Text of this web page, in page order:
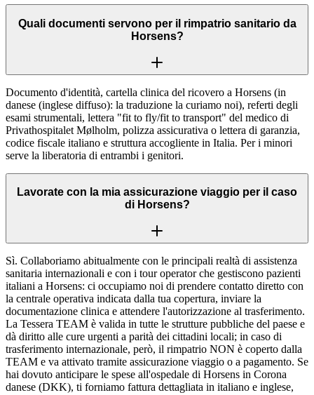
Quali documenti servono per il rimpatrio sanitario da
Horsens?
Documento d'identità, cartella clinica del ricovero a Horsens (in
danese (inglese diffuso): la traduzione la curiamo noi), referti degli
esami strumentali, lettera "fit to fly/fit to transport" del medico di
Privathospitalet Mølholm, polizza assicurativa o lettera di garanzia,
codice fiscale italiano e struttura accogliente in Italia. Per i minori
serve la liberatoria di entrambi i genitori.
Lavorate con la mia assicurazione viaggio per il caso
di Horsens?
Sì. Collaboriamo abitualmente con le principali realtà di assistenza
sanitaria internazionali e con i tour operator che gestiscono pazienti
italiani a Horsens: ci occupiamo noi di prendere contatto diretto con
la centrale operativa indicata dalla tua copertura, inviare la
documentazione clinica e attendere l'autorizzazione al trasferimento.
La Tessera TEAM è valida in tutte le strutture pubbliche del paese e
dà diritto alle cure urgenti a parità dei cittadini locali; in caso di
trasferimento internazionale, però, il rimpatrio NON è coperto dalla
TEAM e va attivato tramite assicurazione viaggio o a pagamento. Se
hai dovuto anticipare le spese all'ospedale di Horsens in Corona
danese (DKK), ti forniamo fattura dettagliata in italiano e inglese,